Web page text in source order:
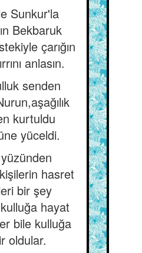
Sunkur'la
Bekbaruk
çarığın
anlasın.
senden
kurtuldu
yüceldi.
hasret
bir şey
hayat
bile kulluğa
oldular.